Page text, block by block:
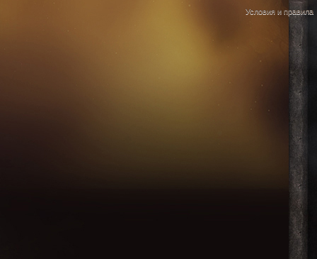
Условия и правила